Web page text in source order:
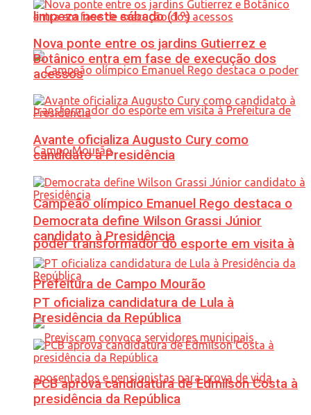
limpeza neste sábado (1º)
Campeão olímpico Emanuel Rego destaca o
poder transformador do esporte em visita à
Prefeitura de Campo Mourão
Nova ponte entre os jardins Gutierrez e
Botânico entra em fase de execução dos
acessos
Avante oficializa Augusto Cury como
candidato à Presidência
Democrata define Wilson Grassi Júnior
candidato à Presidência
PT oficializa candidatura de Lula à
Presidência da República
PCB aprova candidatura de Edmilson Costa à
presidência da República